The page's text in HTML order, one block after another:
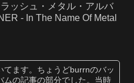
ッシュ・メタル・アルバ
- In The Name Of Metal
てます。ちょうどburrnのバッ
ムの記事の部分でした。当時